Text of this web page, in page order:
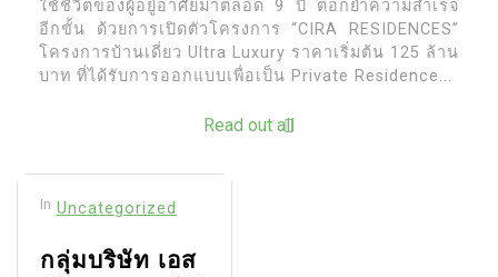
ใช้ชีวิตของผู้อยู่อาศัยมาตลอด 9 ปี ตอกย้ำความสำเร็จ
อีกขั้น ด้วยการเปิดตัวโครงการ “CIRA RESIDENCES”
โครงการบ้านเดี่ยว Ultra Luxury ราคาเริ่มต้น 125 ล้าน
บาท ที่ได้รับการออกแบบเพื่อเป็น Private Residence...
Read out all
In Uncategorized
กลุ่มบริษัท เอส